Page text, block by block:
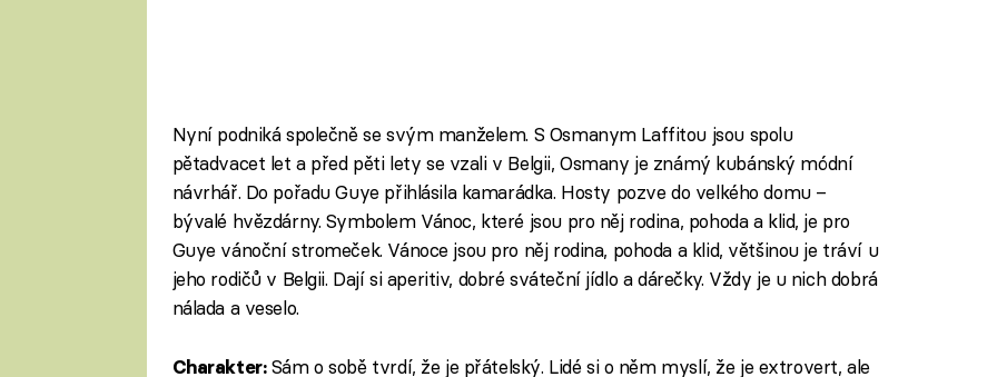
Nyní podniká společně se svým manželem. S Osmanym Laffitou jsou spolu
pětadvacet let a před pěti lety se vzali v Belgii, Osmany je známý kubánský módní
návrhář. Do pořadu Guye přihlásila kamarádka. Hosty pozve do velkého domu –
bývalé hvězdárny. Symbolem Vánoc, které jsou pro něj rodina, pohoda a klid, je pro
Guye vánoční stromeček. Vánoce jsou pro něj rodina, pohoda a klid, většinou je tráví u
jeho rodičů v Belgii. Dají si aperitiv, dobré sváteční jídlo a dárečky. Vždy je u nich dobrá
nálada a veselo.
Charakter: Sám o sobě tvrdí, že je přátelský. Lidé si o něm myslí, že je extrovert, ale